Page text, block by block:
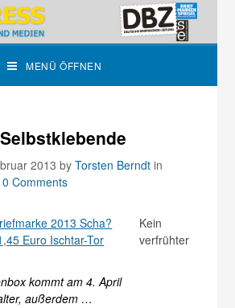
MENÜ ÖFFNEN
2013byTorsten Berndt in
0 Comments
kommt am 4. April
außerdem …
Kein
verfrühter